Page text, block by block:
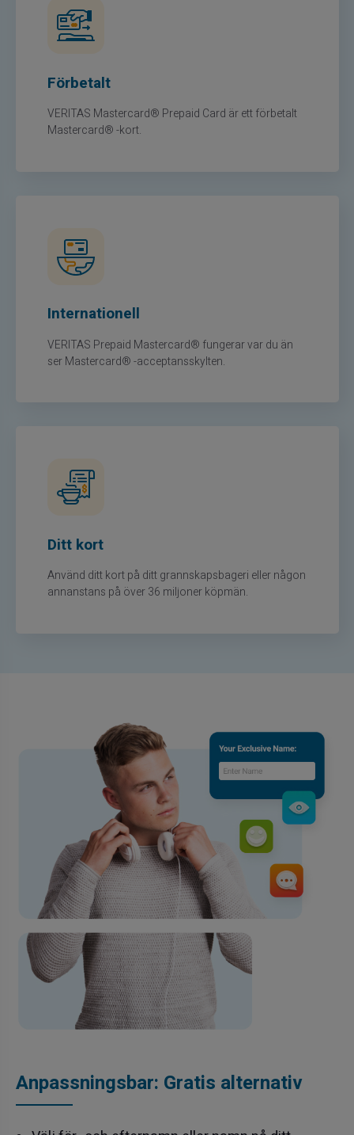
Förbetalt
VERITAS Mastercard® Prepaid Card är ett förbetalt
Mastercard® -kort.
Internationell
VERITAS Prepaid Mastercard® fungerar var du än
ser Mastercard® -acceptansskylten.
Ditt kort
Använd ditt kort på ditt grannskapsbageri eller någon
annanstans på över 36 miljoner köpmän.
Anpassningsbar: Gratis alternativ